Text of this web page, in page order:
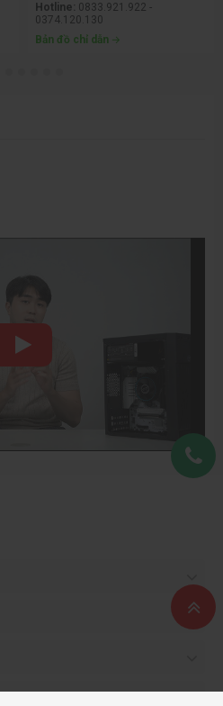
Hotline: 0833.921.922 -
0374.120.130
Bản đồ chỉ dẫn